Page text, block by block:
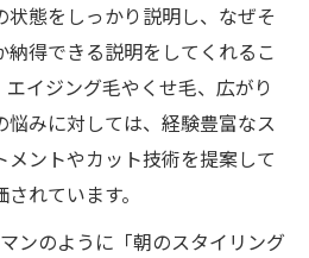
状態をしっかり説明し、なぜそ
得できる説明をしてくれるこ
イジング毛やくせ毛、広がり
悩みに対しては、経験豊富なス
ントやカット技術を提案して
れています。
ンのように「朝のスタイリング